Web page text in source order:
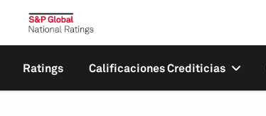
Ratings Calificaciones Crediticias